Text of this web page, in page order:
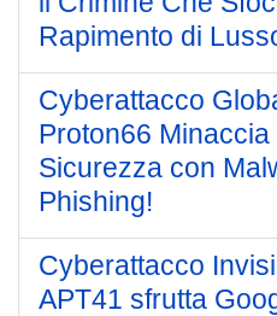
Rapimento di
Cyberattacco
Proton66 Minaccia
Sicurezza con
Phishing!
Cyberattacco
APT41 sfrutta